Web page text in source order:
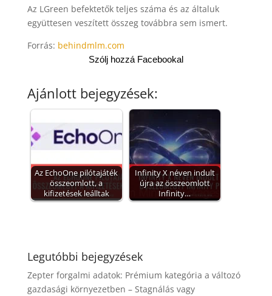
Az LGreen befektetők teljes száma és az általuk
együttesen veszített összeg továbbra sem ismert.
Forrás: behindmlm.com
Szólj hozzá Facebookal
Ajánlott bejegyzések:
Az EchoOne pilótajáték
összeomlott, a
kifizetések leálltak
Infinity X néven indult
újra az összeomlott
Infinity…
Legutóbbi bejegyzések
Zepter forgalmi adatok: Prémium kategória a változó
gazdasági környezetben – Stagnálás vagy